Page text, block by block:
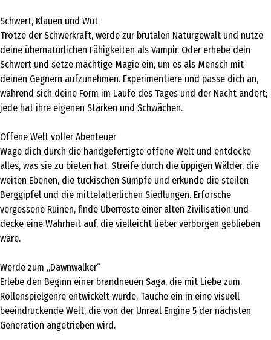
Schwert, Klauen und Wut
Trotze der Schwerkraft, werde zur brutalen Naturgewalt und nutze
deine übernatürlichen Fähigkeiten als Vampir. Oder erhebe dein
Schwert und setze mächtige Magie ein, um es als Mensch mit
deinen Gegnern aufzunehmen. Experimentiere und passe dich an,
während sich deine Form im Laufe des Tages und der Nacht ändert;
jede hat ihre eigenen Stärken und Schwächen.
Offene Welt voller Abenteuer
Wage dich durch die handgefertigte offene Welt und entdecke
alles, was sie zu bieten hat. Streife durch die üppigen Wälder, die
weiten Ebenen, die tückischen Sümpfe und erkunde die steilen
Berggipfel und die mittelalterlichen Siedlungen. Erforsche
vergessene Ruinen, finde Überreste einer alten Zivilisation und
decke eine Wahrheit auf, die vielleicht lieber verborgen geblieben
wäre.
Werde zum „Dawnwalker“
Erlebe den Beginn einer brandneuen Saga, die mit Liebe zum
Rollenspielgenre entwickelt wurde. Tauche ein in eine visuell
beeindruckende Welt, die von der Unreal Engine 5 der nächsten
Generation angetrieben wird.